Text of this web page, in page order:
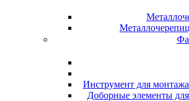
Инструмент для
Доборные элементы